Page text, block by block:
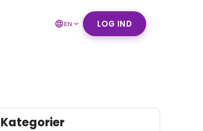
EN LOG IND
Kategorier